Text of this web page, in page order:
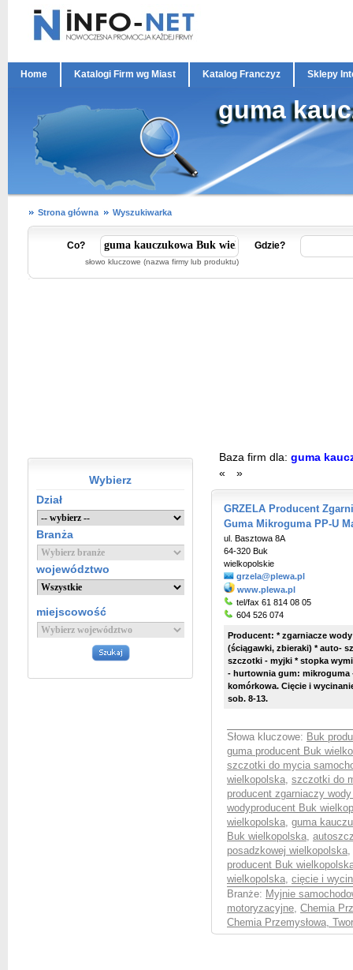
Home Katalogi Firm wg Miast Katalog Franczyz Sklepy
guma
Strona główna Wyszukiwarka
Co?
słowo kluczowe (nazwa firmy lub produktu)
Gdzie?
Wybierz
Dział
Branża
województwo
miejscowość
Baza firm dla: guma
«
»
GRZELA Producent
Guma Mikroguma PP-U
ul. Basztowa 8A
64-320 Buk
wielkopolskie
grzela@plewa.pl
www.plewa.pl
tel/fax 61 814 08 05
604 526 074
Producent: * zgarniacze
(ściągawki, zbieraki) * auto-
szczotki - myjki * stopka
- hurtownia gum: mikroguma
komórkowa. Cięcie i
sob. 8-13.
Słowa kluczowe: Buk
guma producent Buk
szczotki do mycia
wielkopolska, szczotki do
producent zgarniaczy
wodyproducent Buk
wielkopolska, guma
Buk wielkopolska,
posadzkowej wielkopolska,
producent Buk
wielkopolska, cięcie i
Branże: Myjnie
motoryzacyjne, Chemia
Chemia Przemysłowa,